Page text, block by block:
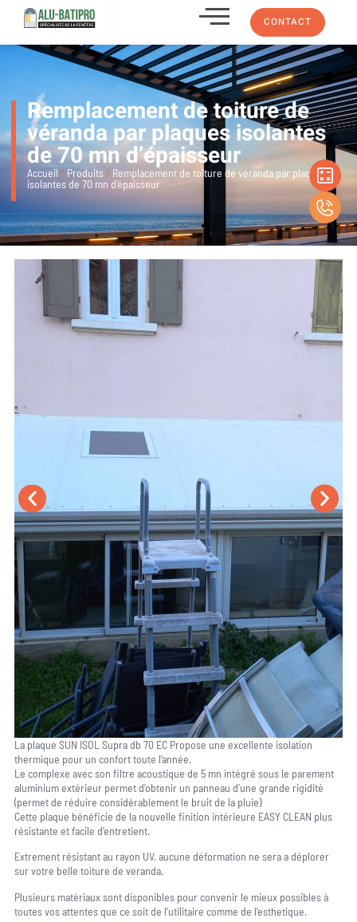
CONTACT
Remplacement de toiture de
véranda par plaques isolantes
de 70 mn d’épaisseur
Accueil / Produits/ Remplacement de toiture de véranda par plaques
isolantes de 70 mn d’épaisseur
La plaque SUN ISOL Supra db 70 EC Propose une excellente isolation
thermique pour un confort toute l’année.
Le complexe avec son filtre acoustique de 5 mn intégré sous le parement
aluminium extérieur permet d’obtenir un panneau d’une grande rigidité
(permet de réduire considérablement le bruit de la pluie)
Cette plaque bénéficie de la nouvelle finition intérieure EASY CLEAN plus
résistante et facile d’entretient.
Extrement résistant au rayon UV, aucune déformation ne sera a déplorer
sur votre belle toiture de veranda.
Plusieurs matériaux sont disponibles pour convenir le mieux possibles à
toutes vos attentes que ce soit de l’utilitaire comme de l’esthetique.